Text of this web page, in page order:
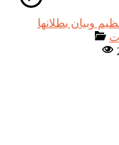
وبيان بطلانها